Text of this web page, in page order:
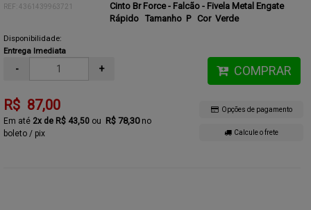
REF: 4361439963721
Cinto Br Force - Falcão - Fivela Metal Engate
Rápido Tamanho P Cor Verde
Disponibilidade:
Entrega Imediata
- + COMPRAR
R$ 87,00
2x de R$ 43,50 R$ 78,30 no
boleto / pix
Opções de pagamento
Calcule o frete